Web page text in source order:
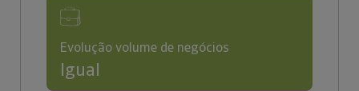
Evolução volume de negócios
Igual